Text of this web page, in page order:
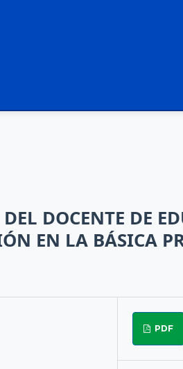
DOCENTE DE
EN LA BÁSICA
PDF